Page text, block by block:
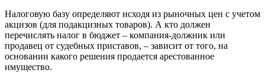
Налоговую базу определяют исходя из рыночных цен с учетом
акцизов (для подакцизных товаров). А кто должен
перечислять налог в бюджет – компания-должник или
продавец от судебных приставов, – зависит от того, на
основании какого решения продается арестованное
имущество.